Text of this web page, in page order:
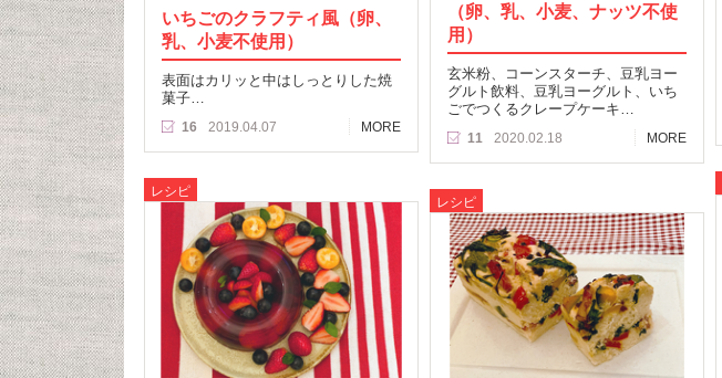
（卵、乳、小麦、ナッツ不使
用）
玄米粉、コーンスターチ、豆乳ヨー
グルト飲料、豆乳ヨーグルト、いち
ごでつくるクレープケーキ…
11 2020.02.18 MORE
いちごのクラフティ風（卵、
乳、小麦不使用）
表面はカリッと中はしっとりした焼
菓子…
16 2019.04.07 MORE
レシピ
レシピ